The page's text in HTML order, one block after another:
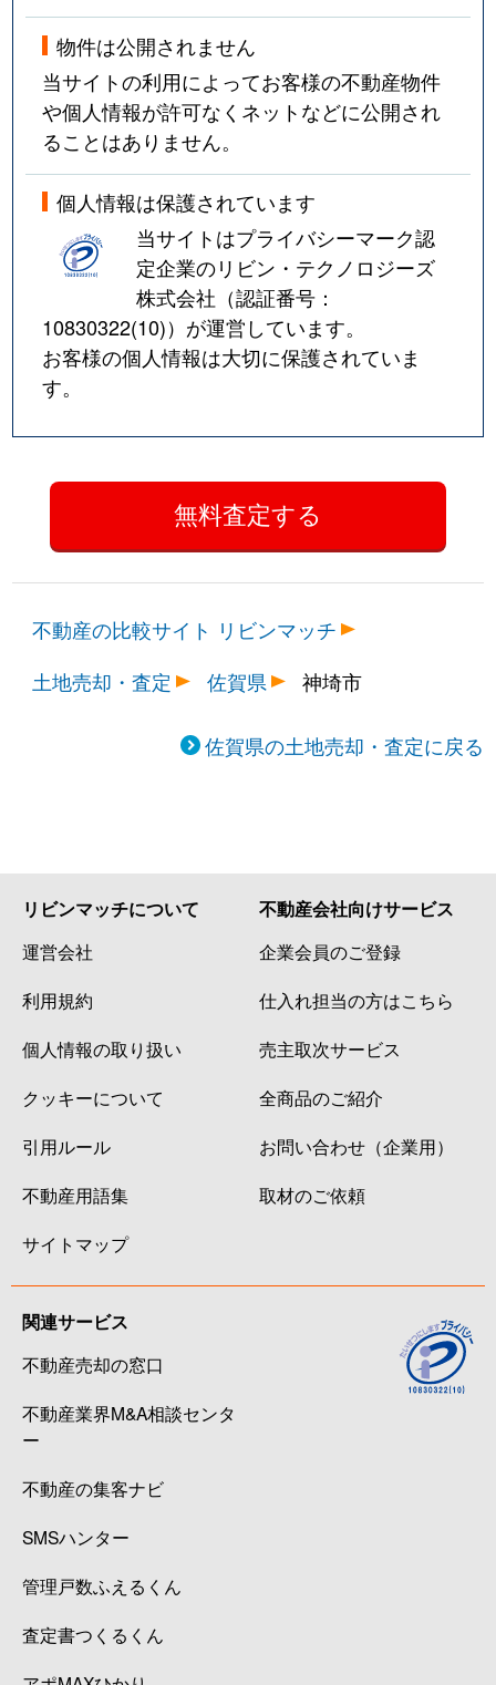
物件は公開されません
当サイトの利用によってお客様の不動産物件
や個人情報が許可なくネットなどに公開され
ることはありません。
個人情報は保護されています
当サイトはプライバシーマーク認
定企業のリビン・テクノロジーズ
株式会社（認証番号：
10830322(10)）が運営しています。
お客様の個人情報は大切に保護されていま
す。
不動産の比較サイト リビンマッチ
土地売却・査定
佐賀県 神埼市
佐賀県の土地売却・査定に戻る
リビンマッチについて
運営会社
利用規約
個人情報の取り扱い
クッキーについて
引用ルール
不動産用語集
サイトマップ
不動産会社向けサービス
企業会員のご登録
仕入れ担当の方はこちら
売主取次サービス
全商品のご紹介
お問い合わせ（企業用）
取材のご依頼
関連サービス
不動産売却の窓口
不動産業界M&A相談センタ
ー
不動産の集客ナビ
SMSハンター
管理戸数ふえるくん
査定書つくるくん